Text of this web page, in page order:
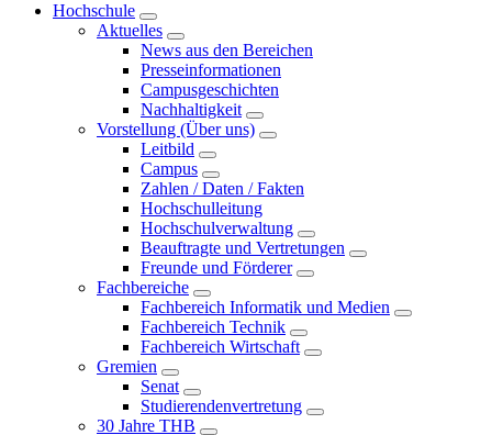
Hochschule
Aktuelles
News aus den Bereichen
Presseinformationen
Campusgeschichten
Nachhaltigkeit
Vorstellung (Über uns)
Leitbild
Campus
Zahlen / Daten / Fakten
Hochschulleitung
Hochschulverwaltung
Beauftragte und Vertretungen
Freunde und Förderer
Fachbereiche
Fachbereich Informatik und Medien
Fachbereich Technik
Fachbereich Wirtschaft
Gremien
Senat
Studierendenvertretung
30 Jahre THB